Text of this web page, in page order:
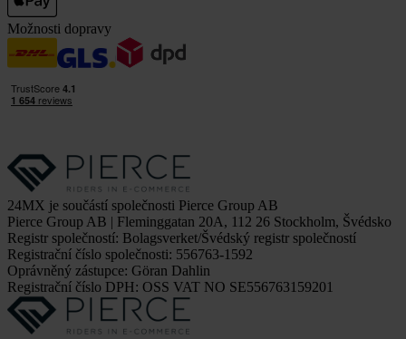
Možnosti dopravy
24MX je součástí společnosti Pierce Group AB
Pierce Group AB | Fleminggatan 20A, 112 26 Stockholm, Švédsko
Registr společností: Bolagsverket/Švédský registr společností
Registrační číslo společnosti: 556763-1592
Oprávněný zástupce: Göran Dahlin
Registrační číslo DPH: OSS VAT NO SE556763159201